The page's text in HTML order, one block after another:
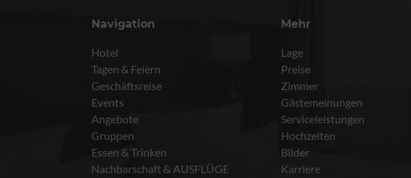
Navigation
Hotel
Tagen & Feiern
Geschäftsreise
Events
Angebote
Gruppen
Essen & Trinken
Nachbarschaft & AUSFLÜGE
Mehr
Lage
Preise
Zimmer
Gästemeinungen
Serviceleistungen
Hochzeiten
Bilder
Karriere